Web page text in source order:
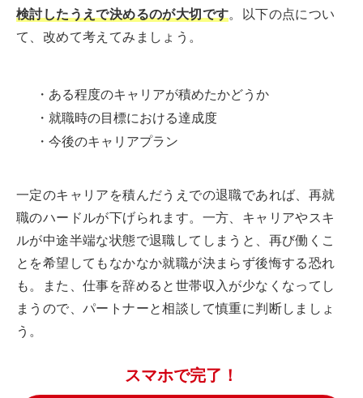
検討したうえで決めるのが大切です。以下の点につい
て、改めて考えてみましょう。
・ある程度のキャリアが積めたかどうか
・就職時の目標における達成度
・今後のキャリアプラン
一定のキャリアを積んだうえでの退職であれば、再就
職のハードルが下げられます。一方、キャリアやスキ
ルが中途半端な状態で退職してしまうと、再び働くこ
とを希望してもなかなか就職が決まらず後悔する恐れ
も。また、仕事を辞めると世帯収入が少なくなってし
まうので、パートナーと相談して慎重に判断しましょ
う。
スマホで完了！